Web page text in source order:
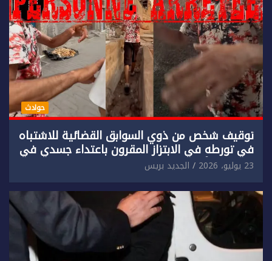
حوادث
توقيف شخص من ذوي السوابق القضائية للاشتباه
في تورطه في الابتزاز المقرون باعتداء جسدي في
حق سائح أجنبي.
23 يوليو، 2026 الجديد بريس